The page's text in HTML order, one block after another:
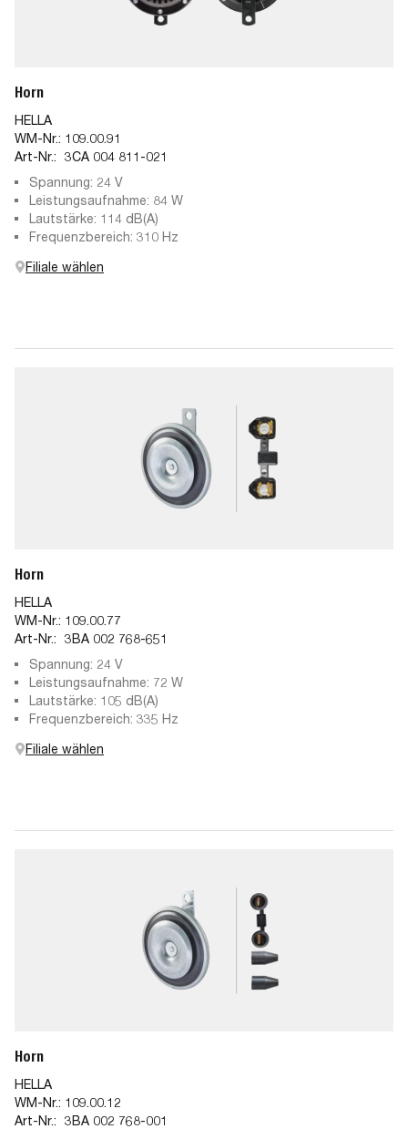
Horn
HELLA
WM-Nr.: 109.00.91
Art-Nr.: 3CA 004 811-021
Spannung: 24 V
Leistungsaufnahme: 84 W
Lautstärke: 114 dB(A)
Frequenzbereich: 310 Hz
Filiale wählen
Horn
HELLA
WM-Nr.: 109.00.77
Art-Nr.: 3BA 002 768-651
Spannung: 24 V
Leistungsaufnahme: 72 W
Lautstärke: 105 dB(A)
Frequenzbereich: 335 Hz
Filiale wählen
Horn
HELLA
WM-Nr.: 109.00.12
Art-Nr.: 3BA 002 768-001